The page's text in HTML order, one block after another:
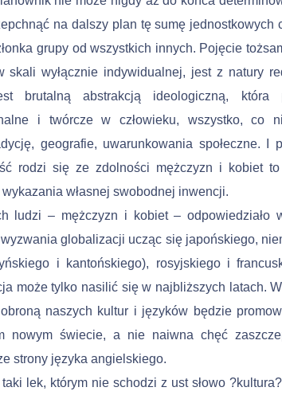
na dalszy plan tę sumę jednostkowych
grupy od wszystkich innych. Pojęcie
skali wyłącznie indywidualnej, jest z natury
brutalną abstrakcją ideologiczną, która
i twórcze w człowieku, wszystko, co
geografie, uwarunkowania społeczne. I
rodzi się ze zdolności mężczyzn i kobiet
wy­kazania własnej swobodnej inwencji.
ludzi – męż­czyzn i kobiet – odpowiedziało
globalizacji ucząc się japońskiego,
i kantońskiego), rosyjskiego i
może tylko nasilić się w najbliższych latach.
naszych kultur i języków będzie
nowym świecie, a nie naiwna chęć
strony języka angielskiego.
lek, którym nie schodzi z ust słowo